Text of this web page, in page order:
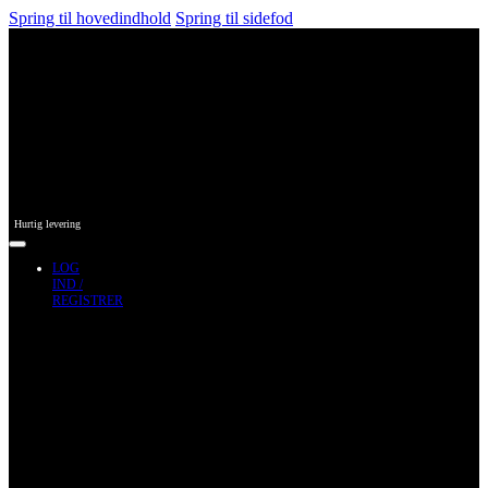
Spring til hovedindhold Spring til sidefod
Hurtig levering
LOG
IND /
REGISTRER